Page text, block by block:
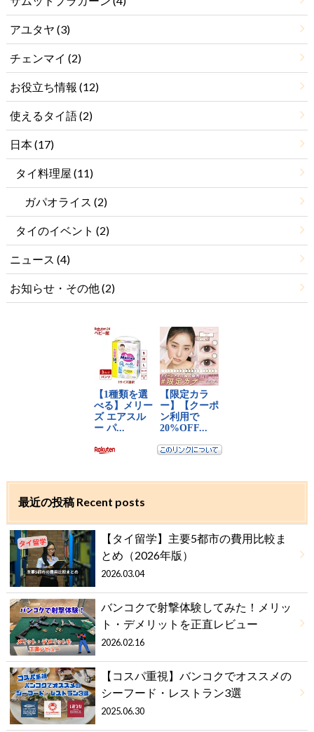
アユタヤ (3)
チェンマイ (2)
お役立ち情報 (12)
使えるタイ語(2)
日本(17)
タイ料理屋 (11)
ガパオライス (2)
タイのイベント (2)
ニュース (4)
お知らせ・その他(2)
最近の投稿 Recent posts
【タイ留学】主要5都市の費用比較ま
とめ（2026年版）
2026.03.04
バンコクで射撃体験してみた！メリッ
ト・デメリットを正直レビュー
2026.02.16
【コスパ重視】バンコクでオススメの
シーフード・レストラン3選
2025.06.30